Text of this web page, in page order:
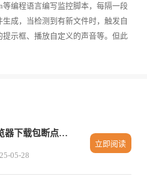
编程语言编写监控脚本，每隔一段
成，当检测到有新文件时，触发自
示框、播放自定义的声音等。但此
Google浏览器下载包断点续传应用技巧
05-28
立即阅读